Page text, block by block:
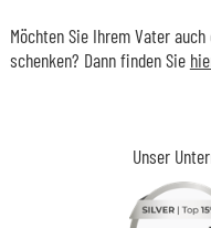
Unser
Möchten Sie Ihrem Vater
schenken? Dann finden Sie